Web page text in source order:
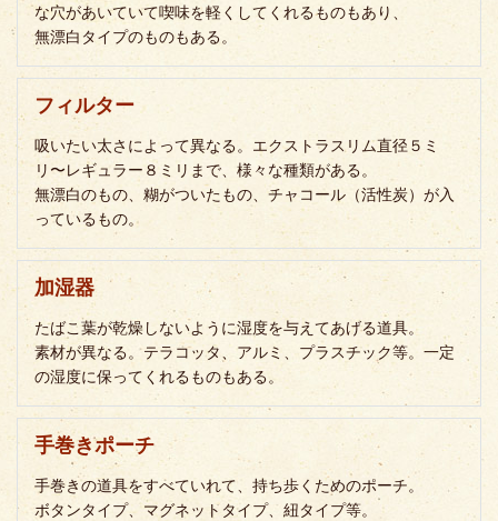
な穴があいていて喫味を軽くしてくれるものもあり、
無漂白タイプのものもある。
フィルター
吸いたい太さによって異なる。エクストラスリム直径５ミ
リ〜レギュラー８ミリまで、様々な種類がある。
無漂白のもの、糊がついたもの、チャコール（活性炭）が入
っているもの。
加湿器
たばこ葉が乾燥しないように湿度を与えてあげる道具。
素材が異なる。テラコッタ、アルミ、プラスチック等。一定
の湿度に保ってくれるものもある。
手巻きポーチ
手巻きの道具をすべていれて、持ち歩くためのポーチ。
ボタンタイプ、マグネットタイプ、紐タイプ等。